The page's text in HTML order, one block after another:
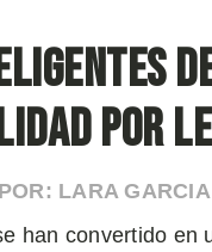
por
POR: LARA
han convertido en